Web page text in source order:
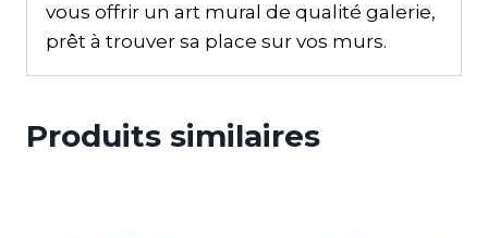
vous offrir un art mural de qualité galerie,
prêt à trouver sa place sur vos murs.
Produits similaires